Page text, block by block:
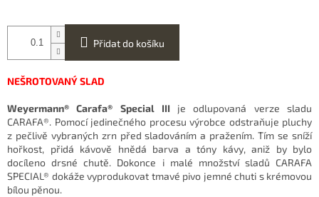
Přidat do košíku
NEŠROTOVANÝ SLAD
Weyermann® Carafa® Special III je odlupovaná verze sladu
CARAFA®. Pomocí jedinečného procesu výrobce odstraňuje pluchy
z pečlivě vybraných zrn před sladováním a pražením. Tím se sníží
hořkost, přidá kávově hnědá barva a tóny kávy, aniž by bylo
docíleno drsné chutě. Dokonce i malé množství sladů CARAFA
SPECIAL® dokáže vyprodukovat tmavé pivo jemné chuti s krémovou
bílou pěnou.